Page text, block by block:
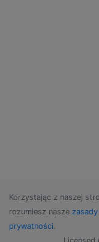
Korzystając z naszej
rozumiesz nasze
prywatności.